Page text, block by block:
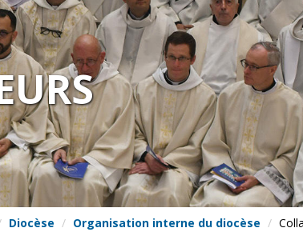
Diocèse Organisation interne du diocèse